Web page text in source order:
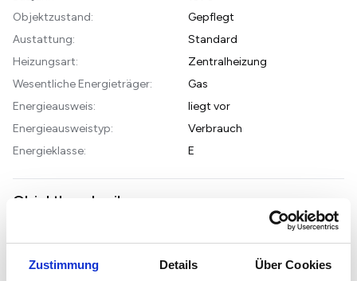
Zustimmung Details Über Cookies
Objektzustand:
Gepflegt
Austattung:
Standard
Heizungsart:
Zentralheizung
Wesentliche Energieträger:
Gas
Energieausweis:
liegt vor
Energieausweistyp:
Verbrauch
Energieklasse:
E
Objektbeschreibung
Diese gepflegte 3-Zimmer-Eigentumswohnung in der